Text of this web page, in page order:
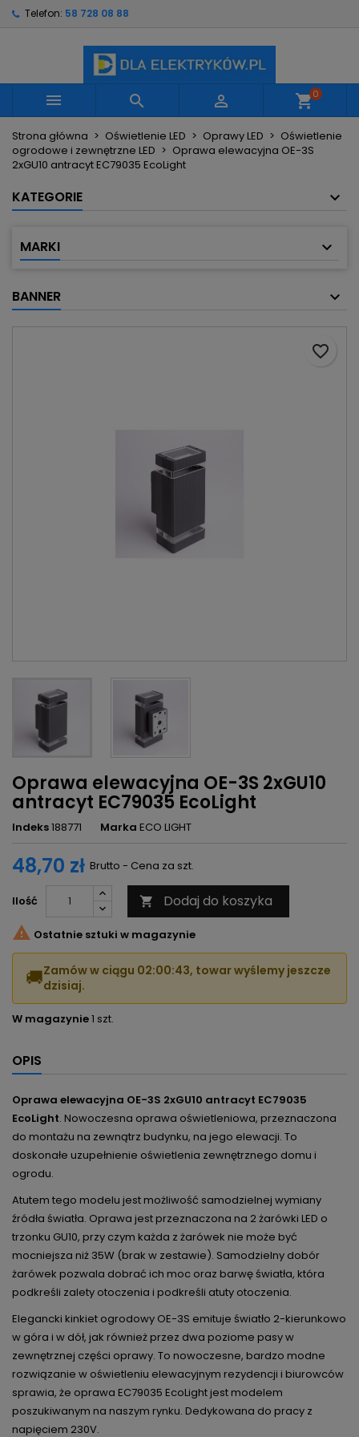
Telefon: 58 728 08 88
   shopping_cart0
Strona główna Oświetlenie LED Oprawy LED
Oświetlenie
ogrodowe i zewnętrzne LED
Oprawa elewacyjna OE-3S
2xGU10 antracyt EC79035 EcoLight
KATEGORIE
MARKI
BANNER
Oprawa elewacyjna OE-3S 2xGU10
antracyt EC79035 EcoLight
Indeks188771 Marka ECO LIGHT
48,70 zł Brutto - Cena za szt.
Ilość  Dodaj do koszyka
favorite_border
 Ostatnie sztuki w magazynie
🚚Zamów w ciągu 02:00:42, towar wyślemy jeszcze
dzisiaj.
W magazynie1 szt.
OPIS
Oprawa elewacyjna OE-3S 2xGU10 antracyt EC79035
EcoLight. Nowoczesna oprawa oświetleniowa, przeznaczona
do montażu na zewnątrz budynku, na jego elewacji. To
doskonałe uzupełnienie oświetlenia zewnętrznego domu i
ogrodu.
Atutem tego modelu jest możliwość samodzielnej wymiany
źródła światła. Oprawa jest przeznaczona na 2 żarówki LED o
trzonku GU10, przy czym każda z żarówek nie może być
mocniejsza niż 35W (brak w zestawie). Samodzielny dobór
żarówek pozwala dobrać ich moc oraz barwę światła, która
podkreśli zalety otoczenia i podkreśli atuty otoczenia.
Elegancki kinkiet ogrodowy OE-3S emituje światło 2-kierunkowo
w góra i w dół, jak również przez dwa poziome pasy w
zewnętrznej części oprawy. To nowoczesne, bardzo modne
rozwiązanie w oświetleniu elewacyjnym rezydencji i biurowców
sprawia, że oprawa EC79035 EcoLight jest modelem
poszukiwanym na naszym rynku. Dedykowana do pracy z
napięciem 230V.
Utwórz nową listę
Nazwa listy życzeń
Anuluj Utwórz listę życzeń
Musisz być zalogowany by zapisać produkty na
swojej liście życzeń.
Anuluj Zaloguj się